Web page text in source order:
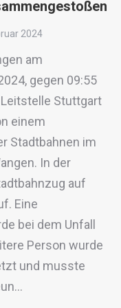
2024
am
gegen 09:55
Stuttgart
einem
Stadtbahnen im
In der
auf
Eine
bei dem Unfall
Person wurde
und musste